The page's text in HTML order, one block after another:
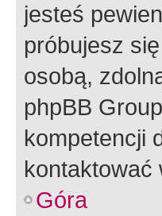
jesteś
próbujesz
osobą,
phpBB
kompetencji
kontaktować
Góra